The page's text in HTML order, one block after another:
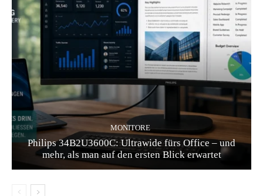
MONITORE
Philips 34B2U3600C: Ultrawide fürs Office – und
mehr, als man auf den ersten Blick erwartet